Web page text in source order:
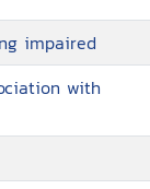
impaired
with